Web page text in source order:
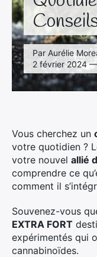
Par Aurélie
2 février 2024
Vous cherchez un
votre quotidien ?
votre nouvel allié
comprendre ce
comment il
Souvenez-vous
EXTRA FORT
expérimentés qui
cannabinoïdes.